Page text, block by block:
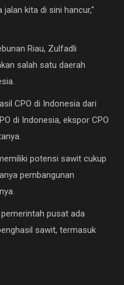
kita di sini hancur,"
Riau, Zulfadli
salah satu daerah
CPO di Indonesia dari
di Indonesia, ekspor CPO
potensi sawit cukup
pembangunan
pusat ada
sawit, termasuk